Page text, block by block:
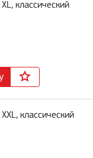
классический
классический